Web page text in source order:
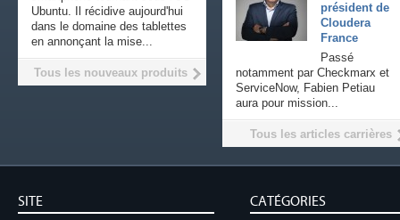
président de
Cloudera
France
Passé
notamment par Checkmarx et
ServiceNow, Fabien Petiau
aura pour mission...
Tous les articles carrières
Ubuntu. Il récidive aujourd'hui
dans le domaine des tablettes
en annonçant la mise...
Tous les nouveaux produits
SITE CATÉGORIES